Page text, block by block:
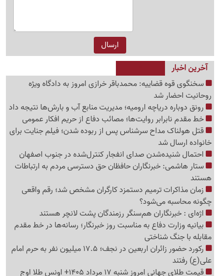
آخرین اخبار
سخنگوی قوه قضاییه: محمدباقر خرازی امروز به دادگاه ویژه
روحانیت احضار شد
رونق دوباره دریاچه ارومیه؛ مدیریت منابع آب و بارش‌ها نتیجه داد
خط مقدم نابرابر روایت‌ها؛ مصائب دفاع از حریم افکار عمومی
قتل هولناک مداح سرشناس پس از ربوده شدن؛ فیلم جنایت برای
خانواده ارسال شد
احتمال شنیده‌شدن صدای انفجار کنترل‌شده در جنوب اصفهان
ستار هاشمی: خبرنگاران حافظان حق دسترسی مردم به ارتباطات
هستند
زمان مذاکرات ترمیم دستمزد کارگران مشخص شد؛ رقم واقعی
چگونه محاسبه می‌شود؟
اژه‌ای : خبرنگاران هم‌سنگر رزمندگان پشت لانچر هستند
بیانیه وزارت دفاع به مناسبت روز خبرنگار؛ رسانه‌ها در خط مقدم
مقابله با جنگ شناختی
رکورد حضور زائران اربعین در نجف؛ 17.5 میلیون نفر به حرم امام
علی(ع) رفتند
قیمت طلای جهانی امروز شنبه 17 مرداد 1405+ اونس طلا اوج